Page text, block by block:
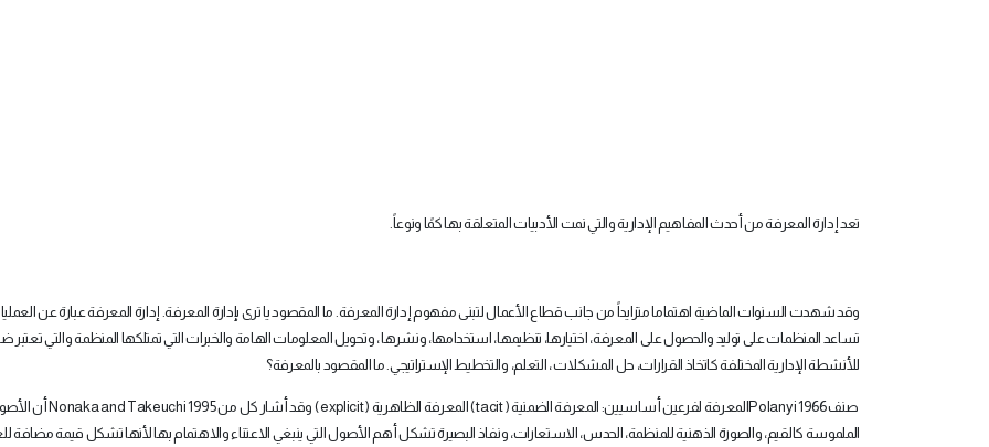
تعد إدارة المعرفة من أحدث المفاهيم الإدارية والتي نمت الأدبيات المتعلقة بها كمًا ونوعاً.
وقد شهدت السنوات الماضية اهتماما متزايداً من جانب قطاع الأعمال لتبنى مفهوم إدارة المعرفة. ما المقصود يا ترى بإدارة المعرفة. إدارة المعرفة عبارة عن
تساعد المنظمات على توليد والحصول على المعرفة، اختيارها، تنظيمها، استخدامها، ونشرها ، وتحويل المعلومات الهامة والخبرات التي تمتلكها المنظمة والتي تعتبر
للأنشطة الإدارية المختلفة كاتخاذ القرارات، حل المشكلات ، التعلم، والتخطيط الإستراتيجي. ما المقصود بالمعرفة؟
صنفPolanyi 1966المعرفة لفرعين أساسيين: المعرفة الضمنية (tacit) المعرفة الظاهرية (explicit) وقد أشار كل منNonaka and Takeuchi 1995أن
الملموسة كالقيم، والصورة الذهنية للمنظمة، الحدس، الاستعارات، ونفاذ البصيرة تشكل أهم الأصول التي ينبغي الاعتناء والاهتمام بها لأنها تشكل قيمة مضافة